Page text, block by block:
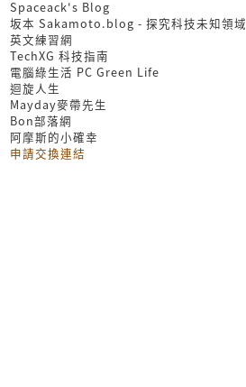
Spaceack's Blog
坂本 Sakamoto.blog - 探究科技未知領域
英文練習網
TechXG 科技指南
電腦綠生活 PC Green Life
迴旋人生
Mayday麥帶先生
Bon部落網
阿摩斯的小確幸
申請交換連結